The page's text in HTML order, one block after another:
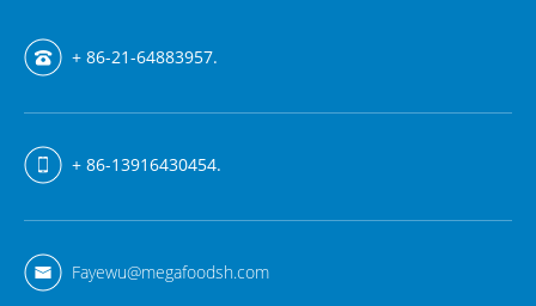
+ 86-21-64883957.
+ 86-13916430454.
Fayewu@megafoodsh.com